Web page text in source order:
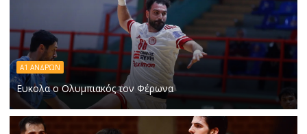
Α1 ΑΝΔΡΏΝ
Ευκολα ο Ολυμπιακός τον Φέρωνα